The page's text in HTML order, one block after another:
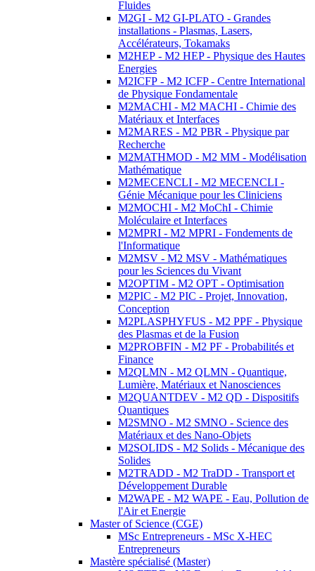
Fluides
M2GI - M2 GI-PLATO - Grandes
installations - Plasmas, Lasers,
Accélérateurs, Tokamaks
M2HEP - M2 HEP - Physique des Hautes
Energies
M2ICFP - M2 ICFP - Centre International
de Physique Fondamentale
M2MACHI - M2 MACHI - Chimie des
Matériaux et Interfaces
M2MARES - M2 PBR - Physique par
Recherche
M2MATHMOD - M2 MM - Modélisation
Mathématique
M2MECENCLI - M2 MECENCLI -
Génie Mécanique pour les Cliniciens
M2MOCHI - M2 MoChI - Chimie
Moléculaire et Interfaces
M2MPRI - M2 MPRI - Fondements de
l'Informatique
M2MSV - M2 MSV - Mathématiques
pour les Sciences du Vivant
M2OPTIM - M2 OPT - Optimisation
M2PIC - M2 PIC - Projet, Innovation,
Conception
M2PLASPHYFUS - M2 PPF - Physique
des Plasmas et de la Fusion
M2PROBFIN - M2 PF - Probabilités et
Finance
M2QLMN - M2 QLMN - Quantique,
Lumière, Matériaux et Nanosciences
M2QUANTDEV - M2 QD - Dispositifs
Quantiques
M2SMNO - M2 SMNO - Science des
Matériaux et des Nano-Objets
M2SOLIDS - M2 Solids - Mécanique des
Solides
M2TRADD - M2 TraDD - Transport et
Développement Durable
M2WAPE - M2 WAPE - Eau, Pollution de
l'Air et Energie
Master of Science (CGE)
MSc Entrepreneurs - MSc X-HEC
Entrepreneurs
Mastère spécialisé (Master)